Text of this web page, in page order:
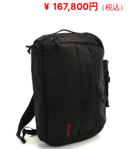
¥ 167,800円 （税込）